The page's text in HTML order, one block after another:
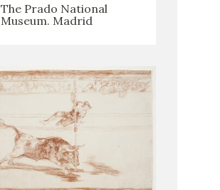
The Prado National
Museum. Madrid